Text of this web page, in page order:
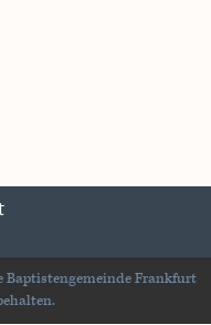
Baptistengemeinde Frankfurt